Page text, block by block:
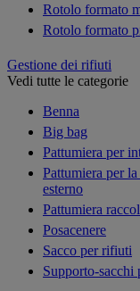
Rotolo formato
Rotolo formato
Gestione dei rifiuti
Vedi tutte le categorie
Benna
Big bag
Pattumiera per
Pattumiera per
esterno
Pattumiera
Posacenere
Sacco per rifiuti
Supporto-sacchi